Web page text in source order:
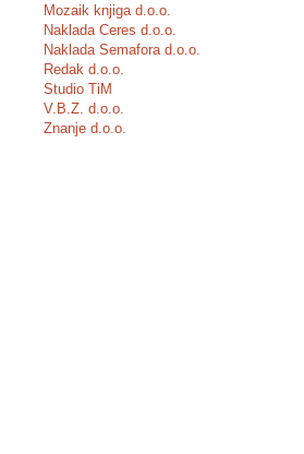
Mozaik knjiga d.o.o.
Naklada Ceres d.o.o.
Naklada Semafora d.o.o.
Redak d.o.o.
Studio TiM
V.B.Z. d.o.o.
Znanje d.o.o.